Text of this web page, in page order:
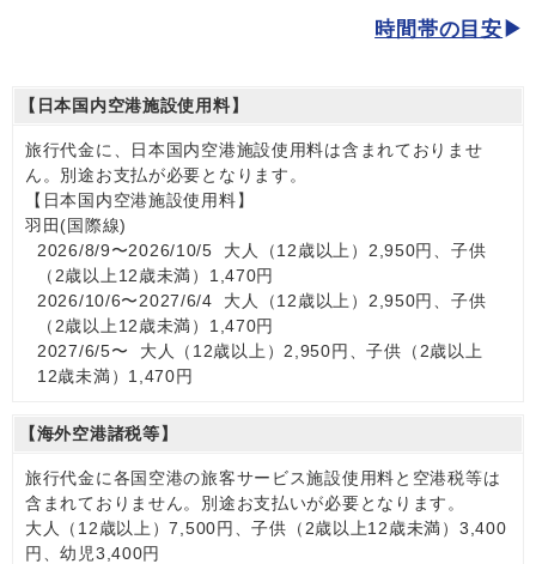
時間帯の目安
【日本国内空港施設使用料】
旅行代金に、日本国内空港施設使用料は含まれておりませ
ん。別途お支払が必要となります。
【日本国内空港施設使用料】
羽田(国際線)
2026/8/9〜2026/10/5 大人（12歳以上）2,950円、子供
（2歳以上12歳未満）1,470円
2026/10/6〜2027/6/4 大人（12歳以上）2,950円、子供
（2歳以上12歳未満）1,470円
2027/6/5〜 大人（12歳以上）2,950円、子供（2歳以上
12歳未満）1,470円
【海外空港諸税等】
旅行代金に各国空港の旅客サービス施設使用料と空港税等は
含まれておりません。別途お支払いが必要となります。
大人（12歳以上）7,500円、子供（2歳以上12歳未満）3,400
円、幼児3,400円